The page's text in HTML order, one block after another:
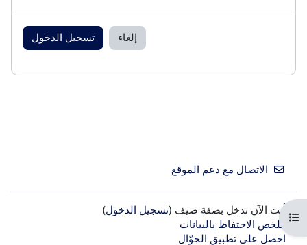
فتح فهرس المقرر
إلغاء تسجيل الدخول
الاتصال مع دعم الموقع
أنت الآن تدخل بصفة ضيف (تسجيل الدخول)
ملخص الاحتفاظ بالبيانات
احصل على تطبيق الجوّال